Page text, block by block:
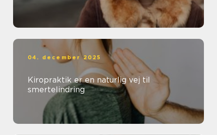
04. december 2025
Kiropraktik er en naturlig vej til
smertelindring